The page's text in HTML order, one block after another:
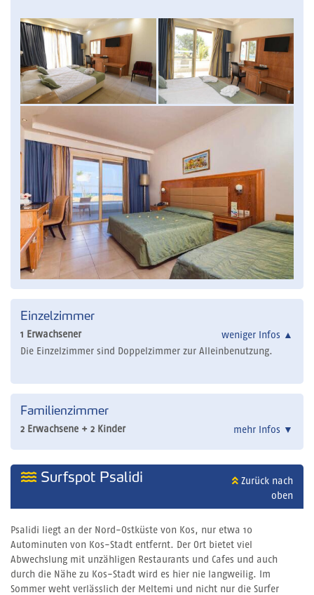
Einzelzimmer
1 Erwachsener weniger Infos ▲
Die Einzelzimmer sind Doppelzimmer zur Alleinbenutzung.
Familienzimmer
2 Erwachsene + 2 Kinder mehr Infos ▼
Surfspot Psalidi
Zurück nach
oben
Psalidi liegt an der Nord-Ostküste von Kos, nur etwa 10
Autominuten von Kos-Stadt entfernt. Der Ort bietet viel
Abwechslung mit unzähligen Restaurants und Cafes und auch
durch die Nähe zu Kos-Stadt wird es hier nie langweilig. Im
Sommer weht verlässlich der Meltemi und nicht nur die Surfer